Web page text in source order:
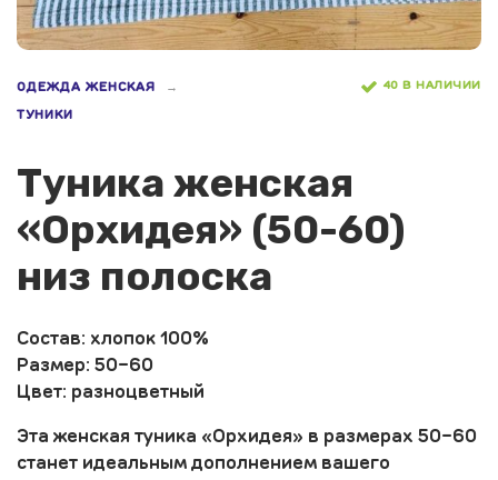
ОДЕЖДА ЖЕНСКАЯ
ТУНИКИ
40 В НАЛИЧИИ
Туника женская
«Орхидея» (50-60)
низ полоска
Состав: хлопок 100%
Размер: 50-60
Цвет: разноцветный
Эта женская туника «Орхидея» в размерах 50-60
станет идеальным дополнением вашего